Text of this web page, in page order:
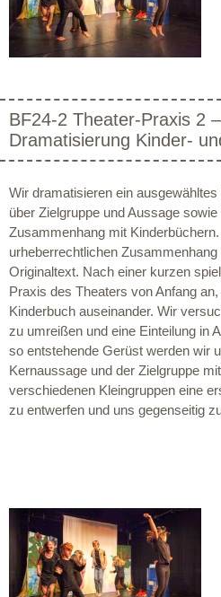
BF24-2 Theater-Praxis 2
Dramatisierung Kinder-
Wir dramatisieren ein
über Zielgruppe und Aussage
Zusammenhang mit
urheberrechtlichen
Originaltext. Nach einer kurzen
Praxis des Theaters von Anfang
Kinderbuch auseinander. Wir
zu umreißen und eine Einteilung in
so entstehende Gerüst werden wir
Kernaussage und der Zielgruppe
verschiedenen Kleingruppen eine
zu entwerfen und uns gegenseitig